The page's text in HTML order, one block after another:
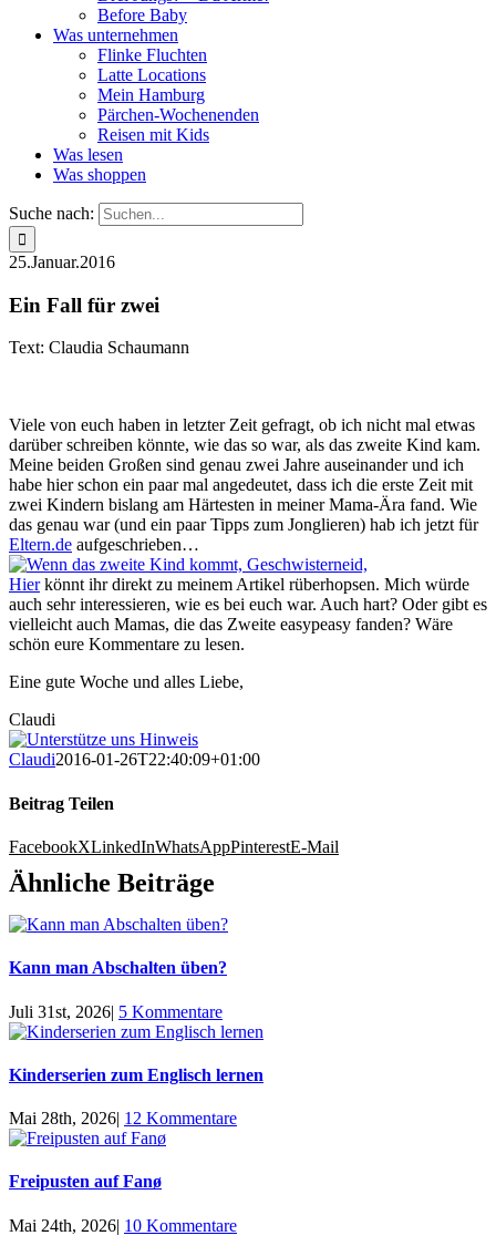
Before Baby
Was unternehmen
Flinke Fluchten
Latte Locations
Mein Hamburg
Pärchen-Wochenenden
Reisen mit Kids
Was lesen
Was shoppen
Suche nach:
25.Januar.2016
Ein Fall für zwei
Text: Claudia Schaumann
Viele von euch haben in letzter Zeit gefragt, ob ich nicht mal etwas
darüber schreiben könnte, wie das so war, als das zweite Kind kam.
Meine beiden Großen sind genau zwei Jahre auseinander und ich
habe hier schon ein paar mal angedeutet, dass ich die erste Zeit mit
zwei Kindern bislang am Härtesten in meiner Mama-Ära fand. Wie
das genau war (und ein paar Tipps zum Jonglieren) hab ich jetzt für
Eltern.de aufgeschrieben…
Hierkönnt ihr direkt zu meinem Artikel rüberhopsen. Mich würde
auch sehr interessieren, wie es bei euch war. Auch hart? Oder gibt es
vielleicht auch Mamas, die das Zweite easypeasy fanden? Wäre
schön eure Kommentare zu lesen.
Eine gute Woche und alles Liebe,
Claudi
Claudi2016-01-26T22:40:09+01:00
Beitrag Teilen
FacebookXLinkedInWhatsAppPinterestE-Mail
Ähnliche Beiträge
Kann man Abschalten üben?
Juli 31st, 2026| 5 Kommentare
Kinderserien zum Englisch lernen
Mai 28th, 2026| 12 Kommentare
Freipusten auf Fanø
Mai 24th, 2026| 10 Kommentare